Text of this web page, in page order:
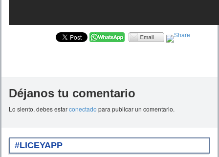
Déjanos tu comentario
Lo siento, debes estarconectado para publicar un comentario.
#LICEYAPP